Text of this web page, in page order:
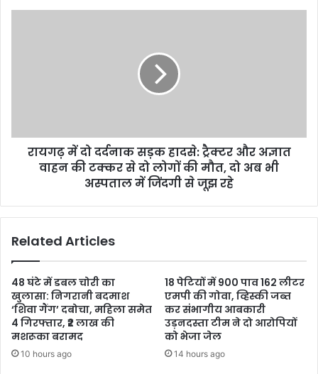
रायगढ़ में दो दर्दनाक सड़क हादसे: ट्रैक्टर और अज्ञात
वाहन की टक्कर से दो लोगों की मौत, दो अब भी
अस्पताल में जिंदगी से जूझ रहे
Related Articles
48 घंटे में डबल चोरी का
खुलासा: निगरानी बदमाश
‘शिवा गैंग’ दबोचा, महिला समेत
4 गिरफ्तार, ₹2 लाख की
मशरूका बरामद
10 hours ago
18 पेटियों में 900 पाव 162 लीटर
एमपी की गोवा, व्हिस्की जब्त
कर संभागीय आबकारी
उड़नदस्ता टीम ने दो आरोपियों
को भेजा जेल
14 hours ago